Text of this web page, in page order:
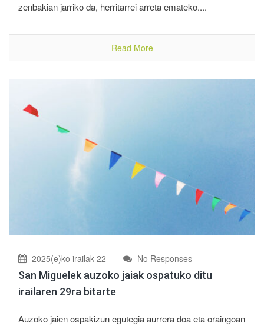
zenbakian jarriko da, herritarrei arreta emateko....
Read More
2025(e)ko irailak 22 No Responses
San Miguelek auzoko jaiak ospatuko ditu
irailaren 29ra bitarte
Auzoko jaien ospakizun egutegia aurrera doa eta oraingoan